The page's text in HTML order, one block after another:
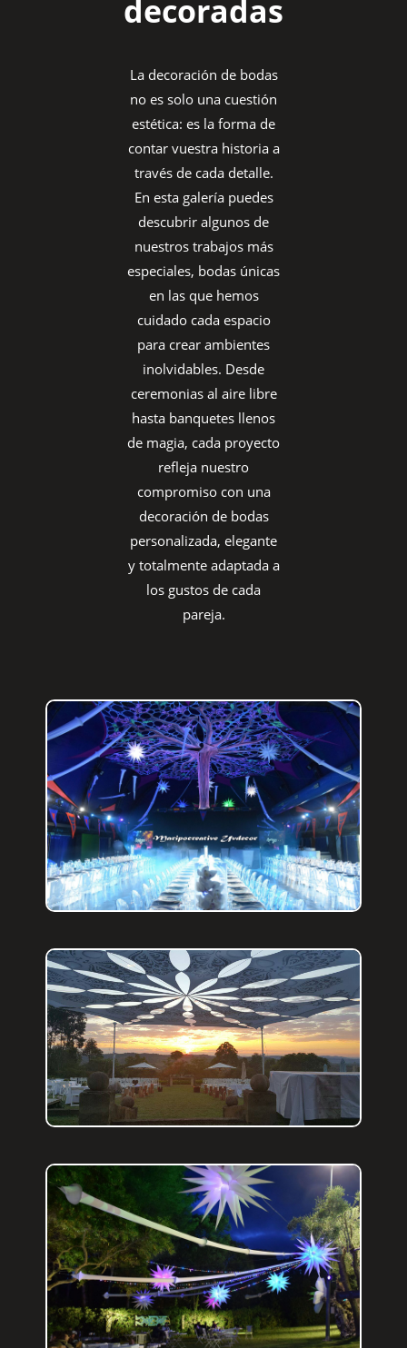
decoradas
La decoración de bodas
no es solo una cuestión
estética: es la forma de
contar vuestra historia a
través de cada detalle.
En esta galería puedes
descubrir algunos de
nuestros trabajos más
especiales, bodas únicas
en las que hemos
cuidado cada espacio
para crear ambientes
inolvidables. Desde
ceremonias al aire libre
hasta banquetes llenos
de magia, cada proyecto
refleja nuestro
compromiso con una
decoración de bodas
personalizada, elegante
y totalmente adaptada a
los gustos de cada
pareja.